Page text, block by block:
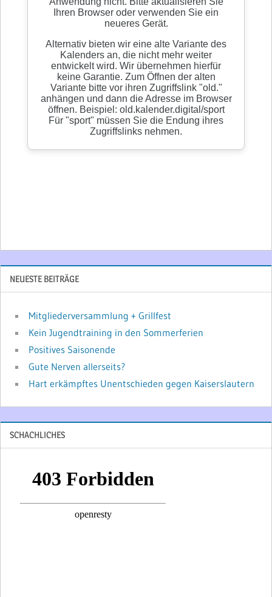
NEUESTE BEITRÄGE
Mitgliederversammlung + Grillfest
Kein Jugendtraining in den Sommerferien
Positives Saisonende
Gute Nerven allerseits?
Hart erkämpftes Unentschieden gegen Kaiserslautern
SCHACHLICHES